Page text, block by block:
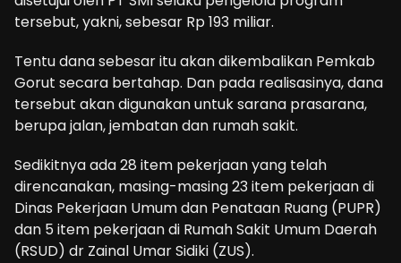
tersebut, yakni, sebesar Rp 193 miliar.
Tentu dana sebesar itu akan dikembalikan Pemkab
Gorut secara bertahap. Dan pada realisasinya, dana
tersebut akan digunakan untuk sarana prasarana,
berupa jalan, jembatan dan rumah sakit.
Sedikitnya ada 28 item pekerjaan yang telah
direncanakan, masing-masing 23 item pekerjaan di
Dinas Pekerjaan Umum dan Penataan Ruang (PUPR)
dan 5 item pekerjaan di Rumah Sakit Umum Daerah
(RSUD) dr Zainal Umar Sidiki (ZUS).